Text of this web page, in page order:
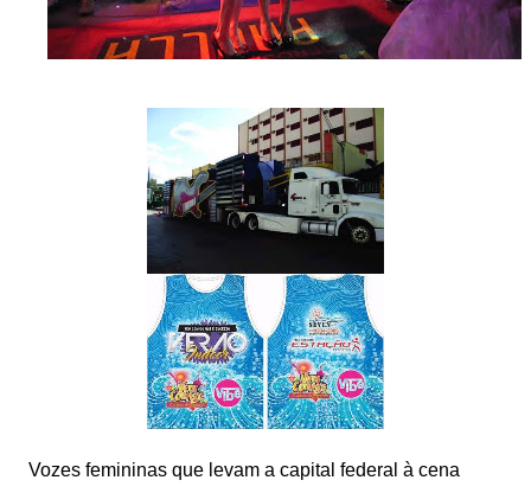
Vozes femininas que levam a capital federal à cena